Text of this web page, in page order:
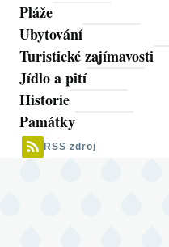
Pláže
Ubytování
Turistické zajímavosti
Jídlo a pití
Historie
Památky
RSS zdroj